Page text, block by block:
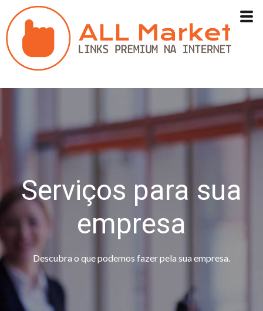
Serviços para sua
empresa
Descubra o que podemos fazer pela sua empresa.